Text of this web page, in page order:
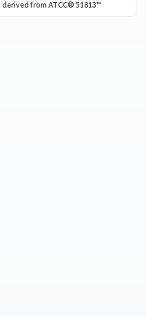
derived from ATCC® 51813™